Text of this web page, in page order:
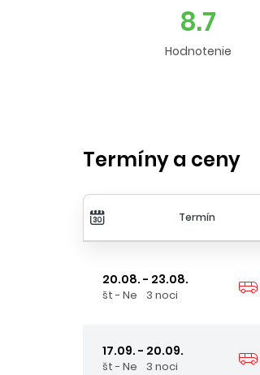
8.7
Hodnotenie
Termíny a ceny
Termín
20.08. - 23.08.
št - Ne 3 noci
17.09. - 20.09.
št - Ne 3 noci